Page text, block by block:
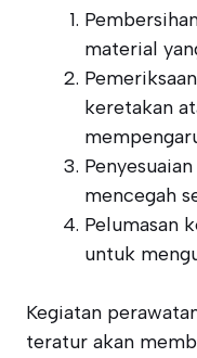
material
keretakan
mencegah
Pelumasan
untuk
Kegiatan
teratur akan